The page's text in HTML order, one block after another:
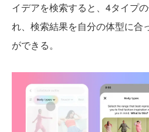
イデアを検索すると、4タイプ
れ、検索結果を自分の体型に合
ができる。